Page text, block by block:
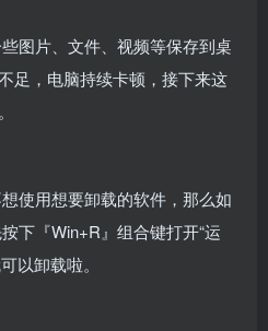
图片、文件、视频等保存到桌
足，电脑持续卡顿，接下来这
使用想要卸载的软件，那么如
下『Win+R』组合键打开“运
以卸载啦。